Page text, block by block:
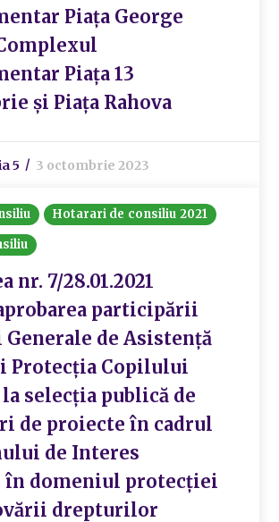
Piața George
Piața 13
și Piața Rahova
5 3 octombrie 2023
Hotarari de consiliu 2021
nr. 7/28.01.2021
participării
de Asistență
Protecția Copilului
la selecția publică de
de proiecte în cadrul
de Interes
în domeniul protecției
drepturilor